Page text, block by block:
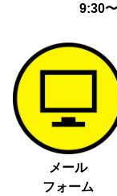
9:30
メール
フォーム